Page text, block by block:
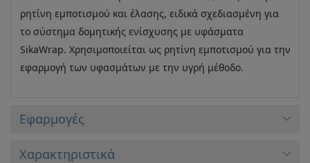
ρητίνη εμποτισμού και έλασης, ειδικά σχεδιασμένη για
το σύστημα δομητικής ενίσχυσης με υφάσματα
SikaWrap. Χρησιμοποιείται ως ρητίνη εμποτισμού για την
εφαρμογή των υφασμάτων με την υγρή μέθοδο.
Εφαρμογές
Xαρακτηριστικά